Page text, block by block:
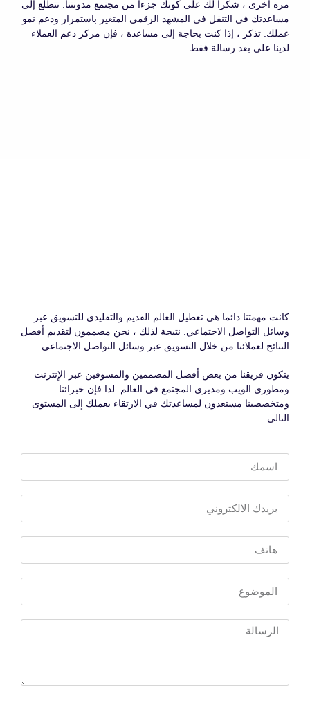
مرة أخرى ، شكرا لك على كونك جزءا من مجتمع مدونتنا. نتطلع إلى
مساعدتك في التنقل في المشهد الرقمي المتغير باستمرار ودعم نمو
عملك. تذكر ، إذا كنت بحاجة إلى مساعدة ، فإن مركز دعم العملاء
لدينا على بعد رسالة فقط.
كانت مهمتنا دائما هي تعطيل العالم القديم والتقليدي للتسويق عبر
وسائل التواصل الاجتماعي. نتيجة لذلك ، نحن مصممون لتقديم أفضل
النتائج لعملائنا من خلال التسويق عبر وسائل التواصل الاجتماعي.
يتكون فريقنا من بعض أفضل المصممين والمسوقين عبر الإنترنت
ومطوري الويب ومديري المجتمع في العالم. لذا فإن خبرائنا
ومتخصصينا مستعدون لمساعدتك في الارتقاء بعملك إلى المستوى
التالي.